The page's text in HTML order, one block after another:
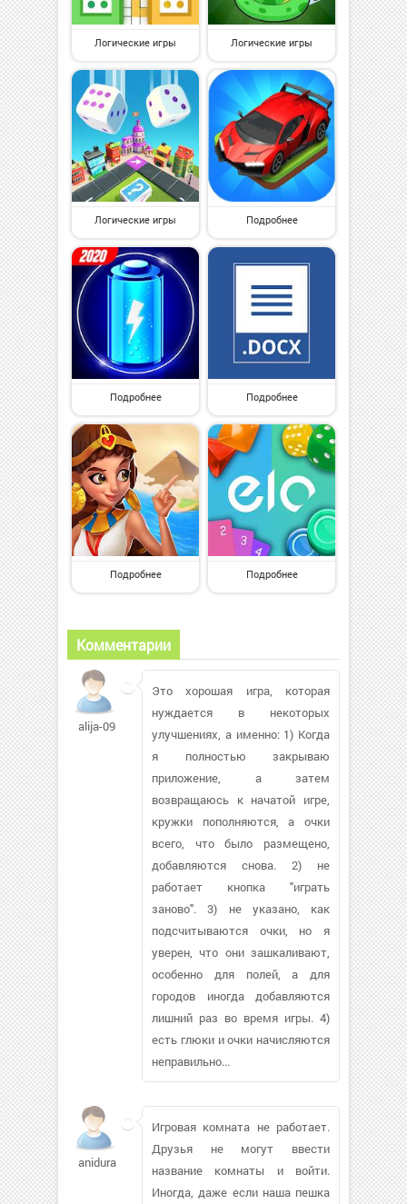
Логические игры Логические игры
Логические игры Подробнее
Подробнее Подробнее
Подробнее Подробнее
Комментарии
alija-09
Это хорошая игра, которая
нуждается в некоторых
улучшениях, а именно: 1) Когда
я полностью закрываю
приложение, а затем
возвращаюсь к начатой игре,
кружки пополняются, а очки
всего, что было размещено,
добавляются снова. 2) не
работает кнопка "играть
заново". 3) не указано, как
подсчитываются очки, но я
уверен, что они зашкаливают,
особенно для полей, а для
городов иногда добавляются
лишний раз во время игры. 4)
есть глюки и очки начисляются
неправильно...
anidurai
Игровая комната не работает.
Друзья не могут ввести
название комнаты и войти.
Иногда, даже если наша пешка